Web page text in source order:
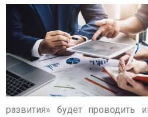
развития» будет проводить